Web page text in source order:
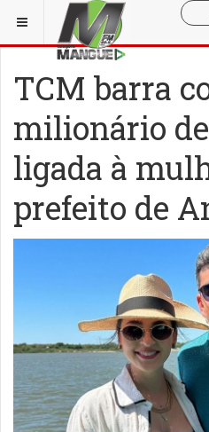
TCM barra
milionário
ligada à
prefeito de